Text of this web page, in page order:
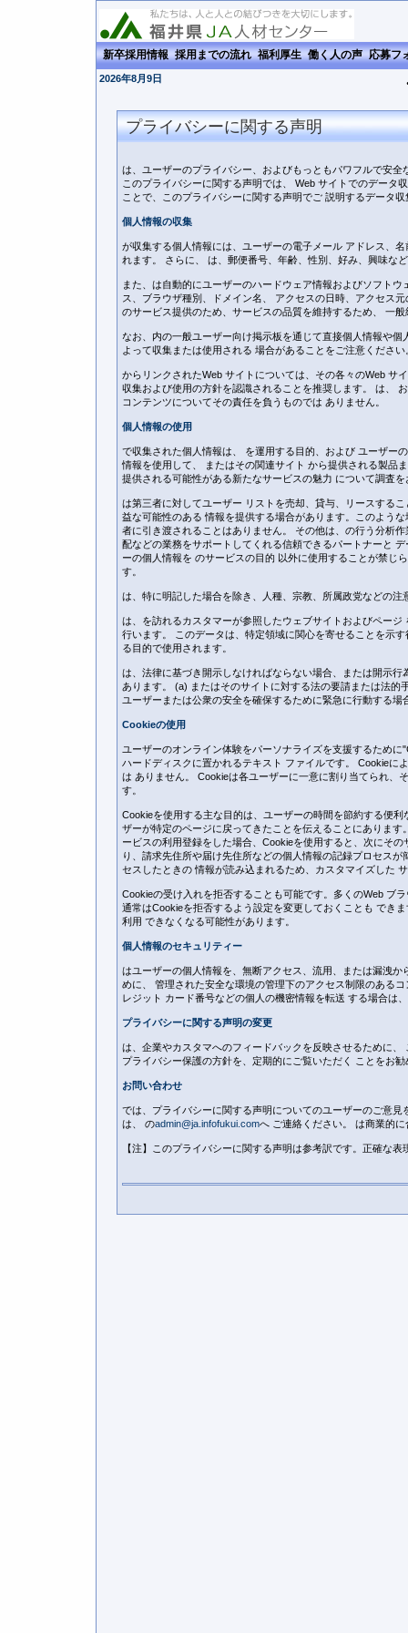
新卒採用情報採用までの流れ福利厚生働く人の声応募フ
2026年8月9日
プライバシーに関する声明
は、ユーザーのプライバシー、およびもっともパワフルで安
このプライバシーに関する声明では、 Web サイトでのデータ
ことで、このプライバシーに関する声明でご 説明するデータ
個人情報の収集
が収集する個人情報には、ユーザーの電子メール アドレス、
れます。 さらに、 は、郵便番号、年齢、性別、好み、興味な
また、は自動的にユーザーのハードウェア情報およびソフト
ス、ブラウザ種別、ドメイン名、 アクセスの日時、アクセス
のサービス提供のため、サービスの品質を維持するため、 一
なお、内の一般ユーザー向け掲示板を通じて直接個人情報や
よって収集または使用される 場合があることをご注意くださ
からリンクされたWeb サイトについては、その各々のWeb サ
収集および使用の方針を認識されることを推奨します。 は、
コンテンツについてその責任を負うものでは ありません。
個人情報の使用
で収集された個人情報は、 を運用する目的、および ユーザー
情報を使用して、 またはその関連サイト から提供される製品
提供される可能性がある新たなサービスの魅力 について調査
は第三者に対してユーザー リストを売却、貸与、リースする
益な可能性のある 情報を提供する場合があります。このよう
者に引き渡されることはありません。 その他は、の行う分析
配などの業務をサポートしてくれる信頼できるパートナーと
ーの個人情報を のサービスの目的 以外に使用することが禁じ
す。
は、特に明記した場合を除き、人種、宗教、所属政党などの
は、を訪れるカスタマーが参照したウェブサイトおよびペー
行います。 このデータは、特定領域に関心を寄せることを示
る目的で使用されます。
は、法律に基づき開示しなければならない場合、または開示
あります。 (a) またはそのサイトに対する法の要請または法
ユーザーまたは公衆の安全を確保するために緊急に行動する場
Cookieの使用
ユーザーのオンライン体験をパーソナライズを支援するため
ハードディスクに置かれるテキスト ファイルです。 Cookieに
は ありません。 Cookieは各ユーザーに一意に割り当てられ、
す。
Cookieを使用する主な目的は、ユーザーの時間を節約する便
ザーが特定のページに戻ってきたことを伝えることにありま
ービスの利用登録をした場合、Cookieを使用すると、次にそ
り、請求先住所や届け先住所などの個人情報の記録プロセス
セスしたときの 情報が読み込まれるため、カスタマイズした
Cookieの受け入れを拒否することも可能です。多くのWeb ブ
通常はCookieを拒否するよう設定を変更しておくことも でき
利用 できなくなる可能性があります。
個人情報のセキュリティー
はユーザーの個人情報を、無断アクセス、流用、または漏洩
めに、 管理された安全な環境の管理下のアクセス制限のある
レジット カード番号などの個人の機密情報を転送 する場合は
プライバシーに関する声明の変更
は、企業やカスタマへのフィードバックを反映させるために
プライバシー保護の方針を、定期的にご覧いただく ことをお勧
お問い合わせ
では、プライバシーに関する声明についてのユーザーのご意
は、 のadmin@ja.infofukui.comへ ご連絡ください。 は商業的
【注】このプライバシーに関する声明は参考訳です。正確な